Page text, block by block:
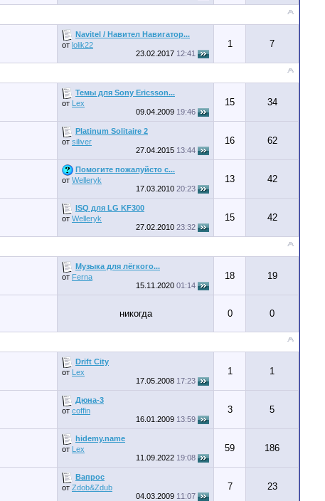
Navitel / Навител Навигатор...
от lolik22
23.02.2017 12:41
1 7
Темы для Sony Ericsson...
от Lex
09.04.2009 19:46
15 34
Platinum Solitaire 2
от siliver
27.04.2015 13:44
16 62
Помогите пожалуйсто с...
от Welleryk
17.03.2010 20:23
13 42
ISQ для LG KF300
от Welleryk
27.02.2010 23:32
15 42
Музыка для лёгкого...
от Ferna
15.11.2020 01:14
18 19
никогда 0 0
Drift City
от Lex
17.05.2008 17:23
1 1
Дюна-3
от coffin
16.01.2009 13:59
3 5
hidemy.name
от Lex
11.09.2022 19:08
59 186
Вапрос
от Zdob&Zdub
04.03.2009 11:07
7 23